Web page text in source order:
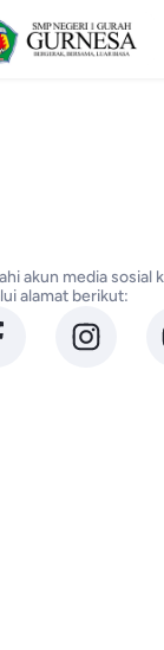
akun media sosial
alamat berikut: